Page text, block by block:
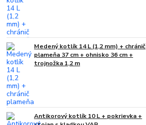
Medený kotlík 14 L (1,2 mm) + chránič
plameňa 37 cm + ohnisko 36 cm +
trojnožka 1,2 m
Antikorový kotlík 10 L + pokrievka +